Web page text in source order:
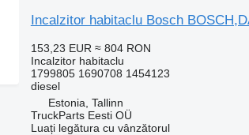
Incalzitor habitaclu Bosch
153,23 EUR ≈ 804 RON
Incalzitor habitaclu
1799805 1690708 1454123
diesel
Estonia, Tallinn
TruckParts Eesti OÜ
Luați legătura cu vânzătorul